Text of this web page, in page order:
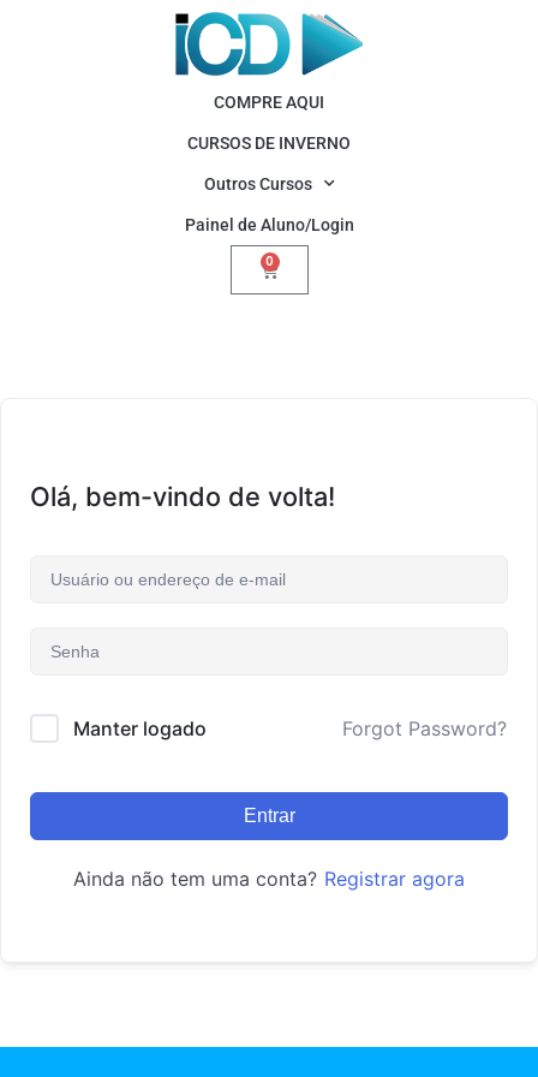
COMPRE AQUI
CURSOS DE INVERNO
Outros Cursos
Painel de Aluno/Login
0
Olá, bem-vindo de volta!
Manter logado Forgot Password?
Entrar
Ainda não tem uma conta? Registrar agora